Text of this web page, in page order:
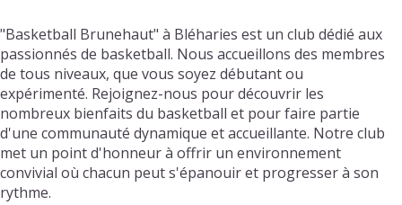
"Basketball Brunehaut" à Bléharies est un club dédié aux
passionnés de basketball. Nous accueillons des membres
de tous niveaux, que vous soyez débutant ou
expérimenté. Rejoignez-nous pour découvrir les
nombreux bienfaits du basketball et pour faire partie
d'une communauté dynamique et accueillante. Notre club
met un point d'honneur à offrir un environnement
convivial où chacun peut s'épanouir et progresser à son
rythme.